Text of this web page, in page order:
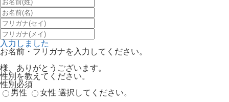
入力しました
お名前・フリガナを入力してください。
様、ありがとうございます。
性別を教えてください。
性別 必須
男性
女性 選択してください。